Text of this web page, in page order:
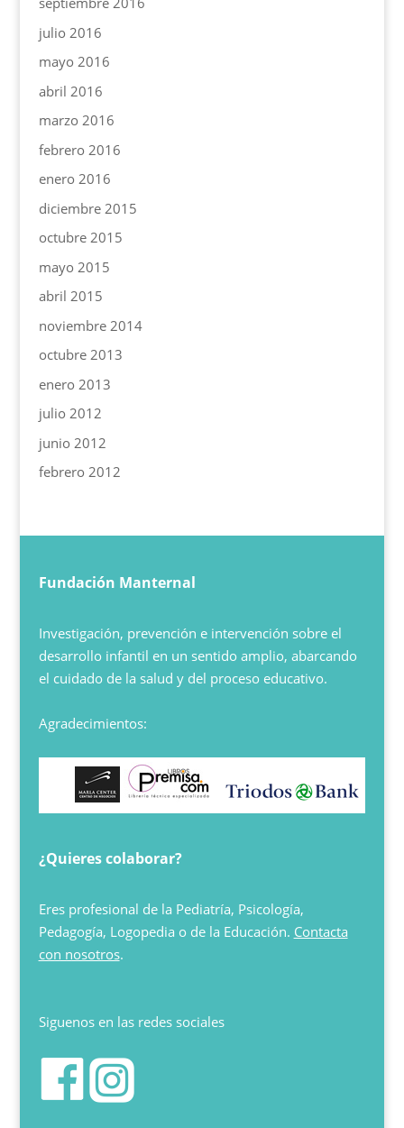
julio 2016
mayo 2016
abril 2016
marzo 2016
febrero 2016
enero 2016
diciembre 2015
octubre 2015
mayo 2015
abril 2015
noviembre 2014
octubre 2013
enero 2013
julio 2012
junio 2012
febrero 2012
Fundación Manternal
Investigación, prevención e intervención sobre el
desarrollo infantil en un sentido amplio, abarcando
el cuidado de la salud y del proceso educativo.
Agradecimientos:
¿Quieres colaborar?
Eres profesional de la Pediatría, Psicología,
Pedagogía, Logopedia o de la Educación. Contacta
con nosotros.
Siguenos en las redes sociales